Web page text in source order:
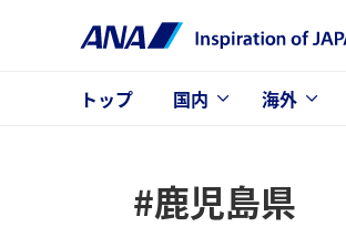
トップ 国内 海外
#鹿児島県